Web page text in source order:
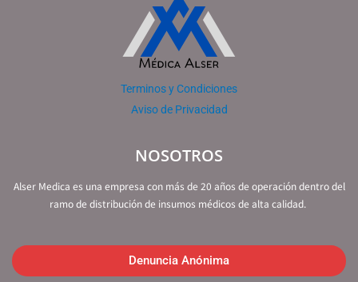
Terminos y Condiciones
Aviso de Privacidad
NOSOTROS
Alser Medica es una empresa con más de 20 años de operación dentro del
ramo de distribución de insumos médicos de alta calidad.
Denuncia Anónima